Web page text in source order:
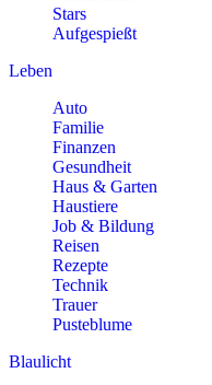
Stars
Aufgespießt
Leben
Auto
Familie
Finanzen
Gesundheit
Haus & Garten
Haustiere
Job & Bildung
Reisen
Rezepte
Technik
Trauer
Pusteblume
Blaulicht